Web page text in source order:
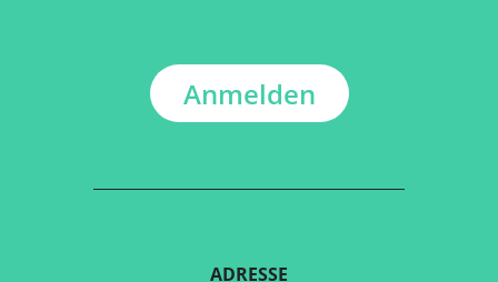
Anmelden
ADRESSE